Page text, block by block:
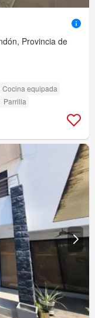
Provincia de
Cocina equipada
Parrilla